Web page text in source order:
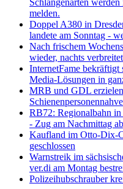
melden.
Doppel A380 in
landete am Sonntag -
Nach frischem
wieder, nachts
InternetFame bekräftigt
Media-Lösungen in
MRB und GDL
RB72: Regionalbahn in
- Zug am Nachmittag
Kaufland im Otto-Dix-
geschlossen
Warnstreik im
ver.di am Montag
Polizeihubschrauber